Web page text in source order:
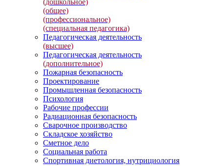
(дошкольное)
(общее)
(профессиональное)
(специальная педагогика)
Педагогическая деятельность
(высшее)
Педагогическая деятельность
(дополнительное)
Пожарная безопасность
Проектирование
Промышленная безопасность
Психология
Рабочие профессии
Радиационная безопасность
Сварочное производство
Складское хозяйство
Сметное дело
Социальная работа
Спортивная диетология, нутрициология